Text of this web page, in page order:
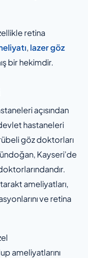
retina
, lazer göz
bir hekimdir.
açısından
hastaneleri
göz doktorları
Kayseri’de
ameliyatları,
ve retina
ameliyatlarını